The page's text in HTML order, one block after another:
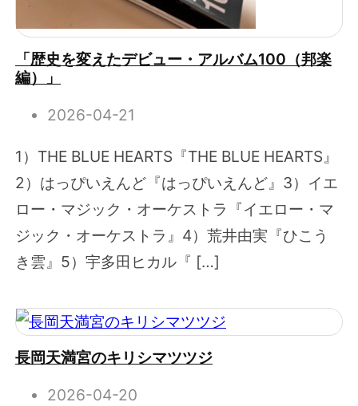
「歴史を変えたデビュー・アルバム100（邦楽
編）」
2026-04-21
1）THE BLUE HEARTS『THE BLUE HEARTS』
2）はっぴいえんど『はっぴいえんど』3）イエ
ロー・マジック・オーケストラ『イエロー・マ
ジック・オーケストラ』4）荒井由実『ひこう
き雲』5）宇多田ヒカル『 […]
長岡天満宮のキリシマツツジ
2026-04-20